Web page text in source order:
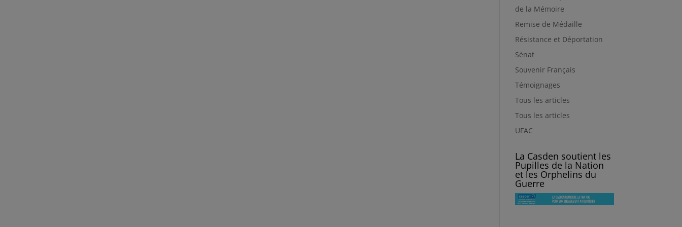
de la Mémoire
Remise de Médaille
Résistance et Déportation
Sénat
Souvenir Français
Témoignages
Tous les articles
Tous les articles
UFAC
La Casden soutient les
Pupilles de la Nation
et les Orphelins du
Guerre